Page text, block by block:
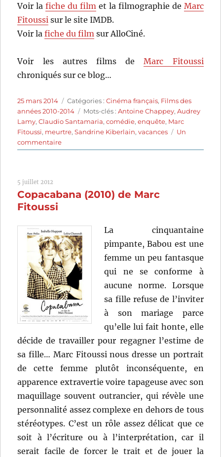
Voir lafiche du film et la filmographie de Marc
Fitoussi sur le site IMDB.
Voir lafiche du film sur AlloCiné.
Voir les autres films deMarc Fitoussi
chroniqués sur ce blog…
Publié
le
25 mars 2014 Catégories
Catégories :Cinéma français, Films des
années 2010-2014
Étiquettes
Mots-clés :Antoine Chappey,Audrey
Lamy,Claudio Santamaria,comédie,enquête, Marc
Fitoussi, meurtre,Sandrine Kiberlain,vacances
Un
commentairesur
Pauline
Marc
5 juillet 2012
Copacabana (2010) de Marc
Fitoussi
La cinquantaine
pimpante, Babou est une
femme un peu fantasque
qui ne se conforme à
aucune norme. Lorsque
sa fille refuse de l’inviter
à son mariage parce
qu’elle lui fait honte, elle
décide de travailler pour regagner l’estime de
sa fille… Marc Fitoussi nous dresse un portrait
de cette femme plutôt inconséquente, en
apparence extravertie voire tapageuse avec son
maquillage souvent outrancier, qui révèle une
personnalité assez complexe en dehors de tous
stéréotypes. C’est un rôle assez délicat que ce
soit à l’écriture ou à l’interprétation, car il
serait facile de forcer le trait et de jouer la